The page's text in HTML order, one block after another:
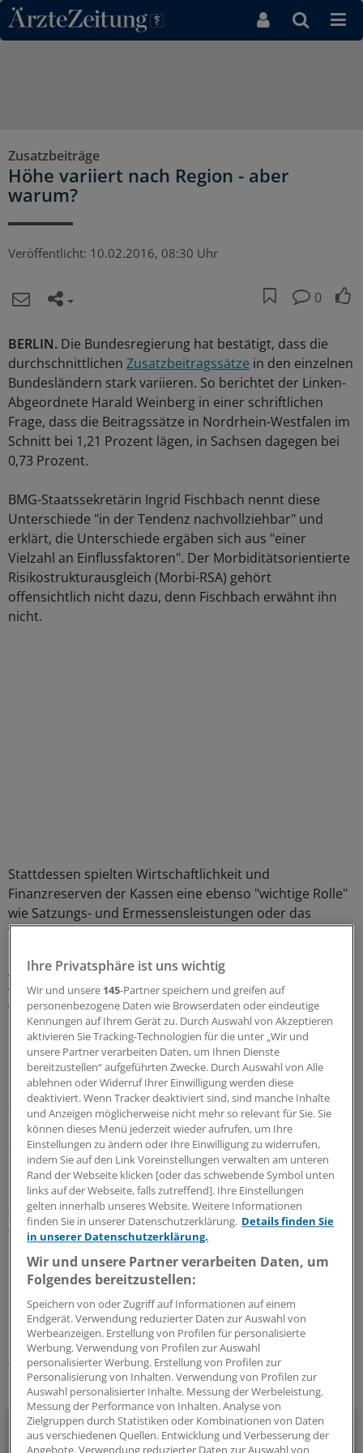
Direkt zum Inhaltsbereich
Zusatzbeiträge
Höhe variiert nach Region - aber
warum?
Veröffentlicht: 10.02.2016, 08:30 Uhr
0
BERLIN. Die Bundesregierung hat bestätigt, dass die
durchschnittlichen Zusatzbeitragssätze in den einzelnen
Bundesländern stark variieren. So berichtet der Linken-
Abgeordnete Harald Weinberg in einer schriftlichen
Frage, dass die Beitragssätze in Nordrhein-Westfalen im
Schnitt bei 1,21 Prozent lägen, in Sachsen dagegen bei
0,73 Prozent.
BMG-Staatssekretärin Ingrid Fischbach nennt diese
Unterschiede "in der Tendenz nachvollziehbar" und
erklärt, die Unterschiede ergäben sich aus "einer
Vielzahl an Einflussfaktoren". Der Morbiditätsorientierte
Risikostrukturausgleich (Morbi-RSA) gehört
offensichtlich nicht dazu, denn Fischbach erwähnt ihn
nicht.
Stattdessen spielten Wirtschaftlichkeit und
Finanzreserven der Kassen eine ebenso "wichtige Rolle"
wie Satzungs- und Ermessensleistungen oder das
Vertrags-, Versorgungs- und Verwaltungsmanagement.
Auf weitere Erörterungen verzichtet Fischbach und
verweist stattdessen auf die Wahlmöglichkeiten der
Versicherten. Schließlich liege auch in NRW die
Bandbreite der Zusatzbeiträge bei 0,59 bis 1,7 Prozent.
Die regionalen Unterschiede werden so zu einem
Problem der Versicherten erklärt.
Schließlich könnten diese "unter Abwägung von Preis,
Leistung und Qualität einer Krankenkasse" darüber
entscheiden, ob ihnen ein Wechsel sinnvoll erscheint, so
Fischbach.
Einzelne Krankenkassen haben wiederholt Anpassungen
im Morbi-RSA gefordert, um aus ihrer Sicht bestehende
Benachteiligungen im Finanzausgleich zu mildern.
Schlagworte:
Krankenkassen
Ihr Newsletter zum Thema
Politik & Debatte
Ihre Privatsphäre ist uns wichtig
Wir und unsere 145-Partner speichern und greifen auf
personenbezogene Daten wie Browserdaten oder eindeutige
Kennungen auf Ihrem Gerät zu. Durch Auswahl von Akzeptieren
aktivieren Sie Tracking-Technologien für die unter „Wir und
unsere Partner verarbeiten Daten, um Ihnen Dienste
bereitzustellen“ aufgeführten Zwecke. Durch Auswahl von Alle
ablehnen oder Widerruf Ihrer Einwilligung werden diese
deaktiviert. Wenn Tracker deaktiviert sind, sind manche Inhalte
und Anzeigen möglicherweise nicht mehr so relevant für Sie. Sie
können dieses Menü jederzeit wieder aufrufen, um Ihre
Einstellungen zu ändern oder Ihre Einwilligung zu widerrufen,
indem Sie auf den Link Voreinstellungen verwalten am unteren
Rand der Webseite klicken [oder das schwebende Symbol unten
links auf der Webseite, falls zutreffend]. Ihre Einstellungen
gelten innerhalb unseres Website. Weitere Informationen
finden Sie in unserer Datenschutzerklärung. Details finden Sie
in unserer Datenschutzerklärung.
Wir und unsere Partner verarbeiten Daten, um
Folgendes bereitzustellen:
Speichern von oder Zugriff auf Informationen auf einem
Endgerät. Verwendung reduzierter Daten zur Auswahl von
Werbeanzeigen. Erstellung von Profilen für personalisierte
Werbung. Verwendung von Profilen zur Auswahl
personalisierter Werbung. Erstellung von Profilen zur
Personalisierung von Inhalten. Verwendung von Profilen zur
Auswahl personalisierter Inhalte. Messung der Werbeleistung.
Messung der Performance von Inhalten. Analyse von
Zielgruppen durch Statistiken oder Kombinationen von Daten
aus verschiedenen Quellen. Entwicklung und Verbesserung der
Angebote. Verwendung reduzierter Daten zur Auswahl von